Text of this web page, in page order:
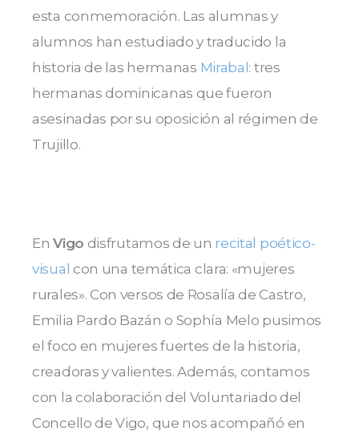
esta conmemoración. Las alumnas y
alumnos han estudiado y traducido la
historia de las hermanas Mirabal: tres
hermanas dominicanas que fueron
asesinadas por su oposición al régimen de
Trujillo.
EnVigo disfrutamos de un recital poético-
visual con una temática clara: «mujeres
rurales». Con versos de Rosalía de Castro,
Emilia Pardo Bazán o Sophía Melo pusimos
el foco en mujeres fuertes de la historia,
creadoras y valientes. Además, contamos
con la colaboración del Voluntariado del
Concello de Vigo, que nos acompañó en